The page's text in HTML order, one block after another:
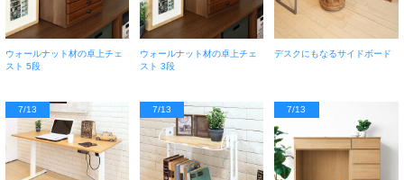
ウォールナット材の卓上チェ
スト 5段
ウォールナット材の卓上チェ
スト 3段
デスクにもなるサイドボード
7/13 7/13 7/13